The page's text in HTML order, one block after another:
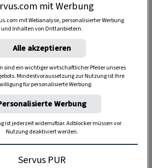
Anzeige
mit Werbung
mit Webanalyse, personalisierter Werbung
und Inhalten von Drittanbietern.
Alle akzeptieren
sind ein wichtiger wirtschaftlicher Pfeiler unseres
Mindestvoraussetzung zur Nutzung ist Ihre
für personalisierte Werbung.
Werbung
ist jederzeit widerrufbar. Adblocker müssen vor
Nutzung deaktiviert werden.
Servus PUR